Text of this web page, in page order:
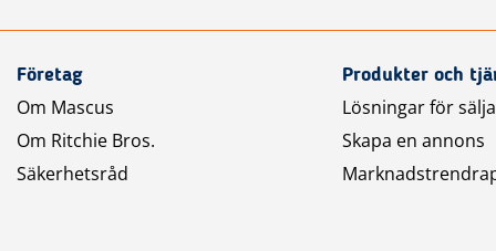
Företag
Om Mascus
Om Ritchie Bros.
Säkerhetsråd
Produkter och
Lösningar för
Skapa en annons